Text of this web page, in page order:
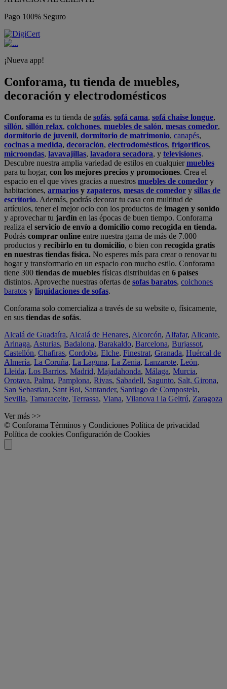
Pago 100% Seguro
¡Nueva app!
Conforama, tu tienda de muebles,
decoración y electrodomésticos
Conforama es tu tienda de sofás, sofá cama, sofá chaise longue,
sillón, sillón relax, colchones, muebles de salón, mesas comedor,
dormitorio de juvenil, dormitorio de matrimonio, canapés,
cocinas a medida, decoración, electrodomésticos, frigoríficos,
microondas, lavavajillas, lavadora secadora, y televisiones.
Descubre nuestra amplia variedad de estilos en cualquiermuebles
para tu hogar, con los mejores precios y promociones. Crea el
espacio en el que vives gracias a nuestros muebles de comedor y
habitaciones, armarios y zapateros, mesas de comedor y sillas de
escritorio. Además, podrás decorar tu casa con multitud de
artículos, tener el mejor ocio con los productos de imagen y sonido
y aprovechar tu jardín en las épocas de buen tiempo. Conforama
realiza el servicio de envío a domicilio como recogida en tienda.
Podrás comprar online entre nuestra gama de más de 7.000
productos y recibirlo en tu domicilio, o bien con recogida gratis
en nuestras tiendas física. No esperes más para crear o renovar tu
hogar y transformarlo en un espacio con mucho estilo. Conforama
tiene 300 tiendas de muebles físicas distribuidas en 6 países
distintos. Aproveche nuestras ofertas de sofas baratos, colchones
baratos y liquidaciones de sofas.
Conforama solo comercializa a través de su website o, físicamente,
en sus tiendas de sofás.
Alcalá de Guadaíra, Alcalá de Henares, Alcorcón, Alfafar, Alicante,
Arinaga, Asturias, Badalona, Barakaldo, Barcelona, Burjassot,
Castellón, Chafiras, Cordoba, Elche, Finestrat, Granada, Huércal de
Almería, La Coruña, La Laguna, La Zenia, Lanzarote, León,
Lleida, Los Barrios, Madrid, Majadahonda, Málaga, Murcia,
Orotava, Palma, Pamplona, Rivas, Sabadell, Sagunto, Salt, Girona,
San Sebastian, Sant Boi, Santander, Santiago de Compostela,
Sevilla, Tamaraceite, Terrassa, Viana, Vilanova i la Geltrú, Zaragoza
Ver más >>
© Conforama Términos y Condiciones Política de privacidad
Política de cookies Configuración de Cookies